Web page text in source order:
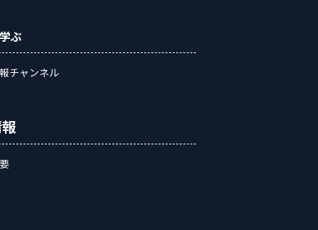
ぶ
チャンネル